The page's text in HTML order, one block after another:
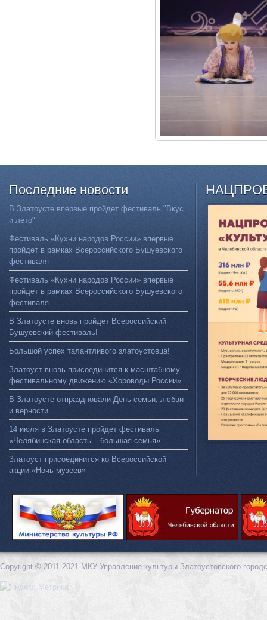
Последние новости
В Златоусте впервые пройдет фестиваль "Вкус
и лето"
Фестиваль «Кухни народов России» впервые
пройдет в рамках Всероссийского Бушуевского
фестиваля
Фестиваль «Кухни народов России» впервые
пройдет в рамках Всероссийского Бушуевского
фестиваля
В Златоусте вновь пройдет Всероссийский
Бушуевский фестиваль!
Большой успех талантливого златоустовца!
Златоуст вновь присоединится к масштабному
фестивальному движению «Хороводы России»
В Златоусте отпраздновали День семьи, любви
и верности
14 июля в Златоусте пройдет фестиваль
«Челябинская область – большая семья»
Златоуст присоединится ко Всероссийской
акции «Ночь музеев»
Copyright © 2011-2021 МКУ Управление культуры Златоустовского